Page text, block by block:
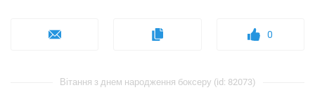
0
Вітання з днем ​​народження боксеру (id: 82073)